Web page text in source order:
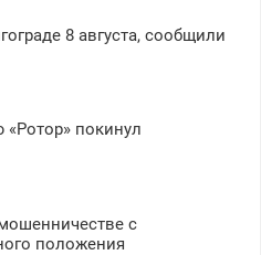
8 августа, сообщили
покинул
с
положения